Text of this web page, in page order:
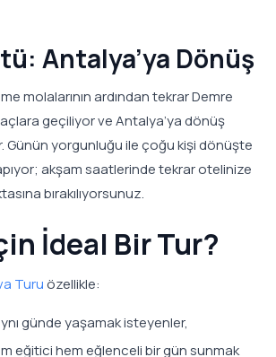
Antalya’ya Dönüş
molalarının ardından tekrar Demre
geçiliyor ve Antalya’ya dönüş
Günün yorgunluğu ile çoğu kişi dönüşte
akşam saatlerinde tekrar otelinize
bırakılıyorsunuz.
İdeal Bir Tur?
Turuözellikle:
günde yaşamak isteyenler,
eğitici hem eğlenceli bir gün sunmak